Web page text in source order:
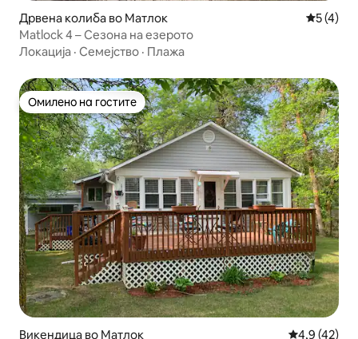
Дрвена колиба во Матлок
5 (4)
Matlock 4 – Сезона на езерото
Локација · Семејство · Плажа
Омилено на гостите
Омилено на гостите
Викендица во Матлок Просечна
4,9 (42)